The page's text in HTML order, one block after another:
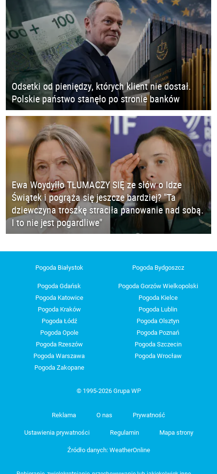
Odsetki od pieniędzy, których klient nie dostał.
Polskie państwo stanęło po stronie banków
Ewa Woydyłło TŁUMACZY SIĘ ze słów o Idze
Świątek i pogrąża się jeszcze bardziej? "Ta
dziewczyna troszkę straciła panowanie nad sobą.
I to nie jest pogardliwe"
Pogoda Białystok Pogoda Bydgoszcz
Pogoda Gdańsk
Pogoda Gorzów Wielkopolski
Pogoda Katowice
Pogoda Kielce
Pogoda Kraków
Pogoda Lublin
Pogoda Łódź
Pogoda Olsztyn
Pogoda Opole
Pogoda Poznań
Pogoda Rzeszów
Pogoda Szczecin
Pogoda Warszawa
Pogoda Wrocław
Pogoda Zakopane
© 1995-2026 Grupa WP
Reklama O nas Prywatność
Ustawienia prywatności Regulamin Mapa strony
Źródło danych: WeatherOnline